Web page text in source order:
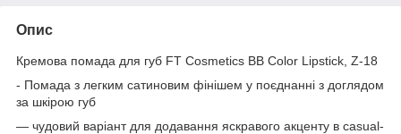
Опис
Кремова помада для губ FT Cosmetics BB Color Lipstick, Z-18
- Помада з легким сатиновим фінішем у поєднанні з доглядом
за шкірою губ
— чудовий варіант для додавання яскравого акценту в casual-